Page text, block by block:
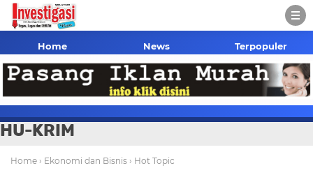
Home News Terpopuler
HU-KRIM
Home › Ekonomi dan Bisnis › Hot Topic